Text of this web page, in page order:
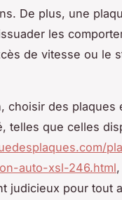
De plus, une
les
de vitesse ou le
choisir des plaques
telles que celles
auto-xsl-246.html
judicieux pour tout